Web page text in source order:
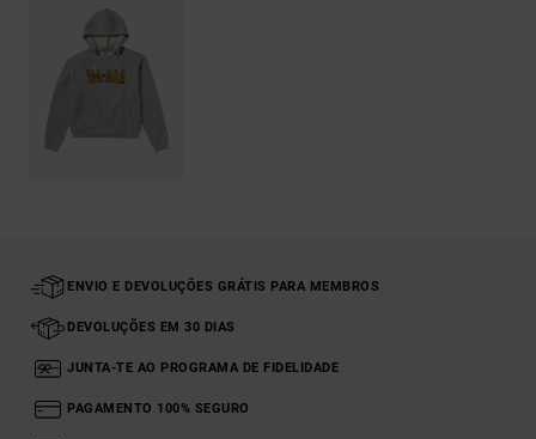
ENVIO E DEVOLUÇÕES GRÁTIS PARA MEMBROS
DEVOLUÇÕES EM 30 DIAS
JUNTA-TE AO PROGRAMA DE FIDELIDADE
PAGAMENTO 100% SEGURO